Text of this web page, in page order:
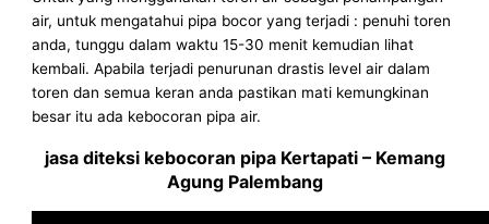
air, untuk mengatahui pipa bocor yang terjadi : penuhi toren
anda, tunggu dalam waktu 15-30 menit kemudian lihat
kembali. Apabila terjadi penurunan drastis level air dalam
toren dan semua keran anda pastikan mati kemungkinan
besar itu ada kebocoran pipa air.
jasa diteksi kebocoran pipa Kertapati – Kemang
Agung Palembang